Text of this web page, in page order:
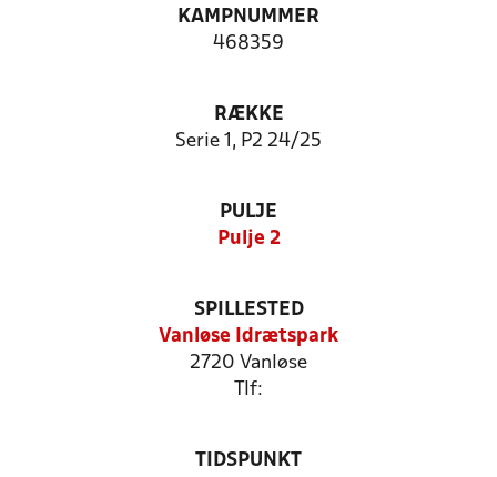
KAMPNUMMER
468359
RÆKKE
Serie 1, P2 24/25
PULJE
Pulje 2
SPILLESTED
Vanløse Idrætspark
2720 Vanløse
Tlf:
TIDSPUNKT